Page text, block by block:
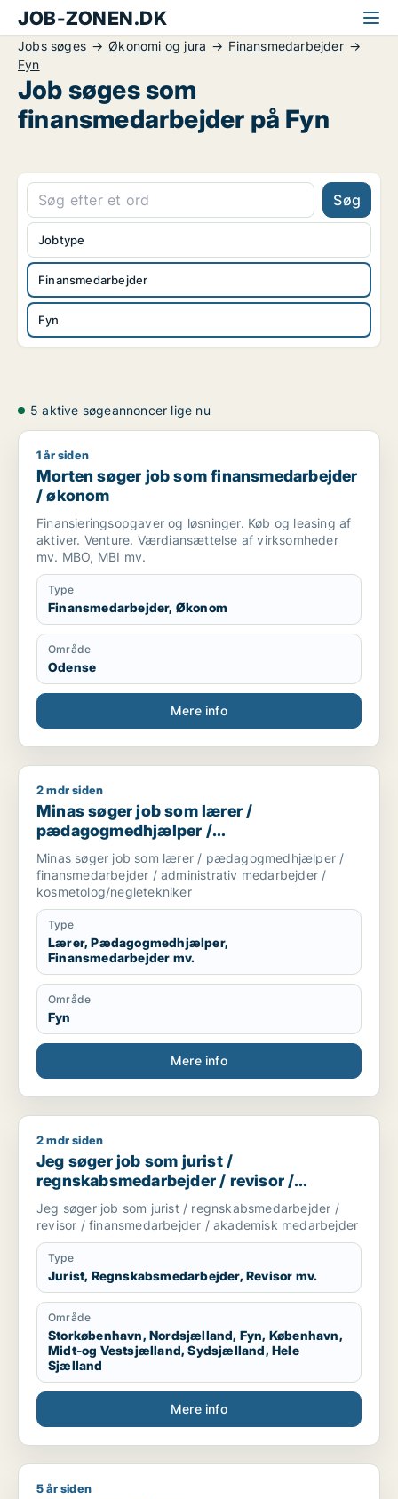
JOB-ZONEN.DK
Jobs søges Økonomi og jura
Finansmedarbejder
Fyn
Job søges som
finansmedarbejder på Fyn
Søg
Finansmedarbejder
Fyn
Jobtype
5 aktive søgeannoncer lige nu
Morten søger job som finansmedarbejder / økonom
1 år siden
Morten søger job som finansmedarbejder
/ økonom
Finansieringsopgaver og løsninger. Køb og leasing af
aktiver. Venture. Værdiansættelse af virksomheder
mv. MBO, MBI mv.
Type
Finansmedarbejder, Økonom
Område
Odense
Mere info
Minas søger job som lærer / pædagogmedhjælper /
2 mdr siden
Minas søger job som lærer /
pædagogmedhjælper /
finansmedarbejder / administrativ
medarbejder / kosmetolog/negletekniker
Minas søger job som lærer / pædagogmedhjælper /
finansmedarbejder / administrativ medarbejder /
kosmetolog/negletekniker
Type
Lærer, Pædagogmedhjælper,
Finansmedarbejder mv.
Område
Fyn
Mere info
Jeg søger job som jurist / regnskabsmedarbejder / revisor
2 mdr siden
Jeg søger job som jurist /
regnskabsmedarbejder / revisor /
finansmedarbejder / akademisk
medarbejder
Jeg søger job som jurist / regnskabsmedarbejder /
revisor / finansmedarbejder / akademisk medarbejder
Type
Jurist, Regnskabsmedarbejder, Revisor mv.
Område
Storkøbenhavn, Nordsjælland, Fyn, København,
Midt-og Vestsjælland, Sydsjælland, Hele
Sjælland
Mere info
AZIZ søger job som kommunikationsmedarbejder /
5 år siden